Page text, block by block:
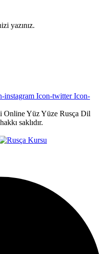
yazınız.
instagram Icon-twitter Icon-
Online Yüz Yüze Rusça Dil
saklıdır.